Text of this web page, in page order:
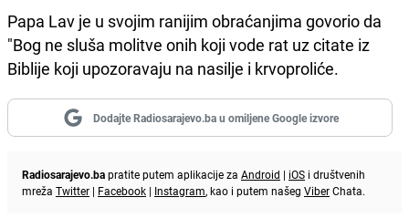
Papa Lav je u svojim ranijim obraćanjima govorio da
"Bog ne sluša molitve onih koji vode rat uz citate iz
Biblije koji upozoravaju na nasilje i krvoproliće.
Dodajte Radiosarajevo.ba u omiljene Google izvore
Radiosarajevo.bapratite putem aplikacije za Android | iOS i društvenih
mreža Twitter | Facebook | Instagram, kao i putem našeg ViberChata.